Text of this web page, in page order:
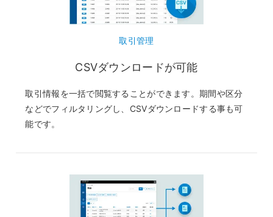
取引管理
CSVダウンロードが可能
取引情報を一括で閲覧することができます。期間や区分
などでフィルタリングし、CSVダウンロードする事も可
能です。